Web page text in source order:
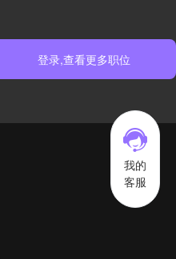
我的
客服
登录,查看更多职位